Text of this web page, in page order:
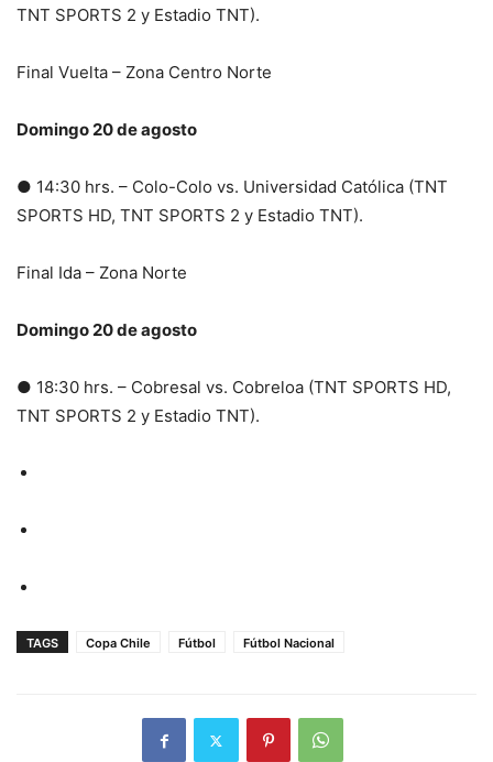
TNT SPORTS 2 y Estadio TNT).
Final Vuelta – Zona Centro Norte
Domingo 20 de agosto
● 14:30 hrs. – Colo-Colo vs. Universidad Católica (TNT
SPORTS HD, TNT SPORTS 2 y Estadio TNT).
Final Ida – Zona Norte
Domingo 20 de agosto
● 18:30 hrs. – Cobresal vs. Cobreloa (TNT SPORTS HD,
TNT SPORTS 2 y Estadio TNT).
TAGS Copa Chile Fútbol Fútbol Nacional